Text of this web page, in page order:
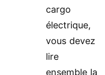
cargo
électrique,
vous devez
lire
ensemble la